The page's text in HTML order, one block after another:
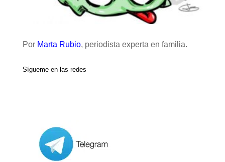
Por Marta Rubio, periodista experta en familia.
Sígueme en las redes